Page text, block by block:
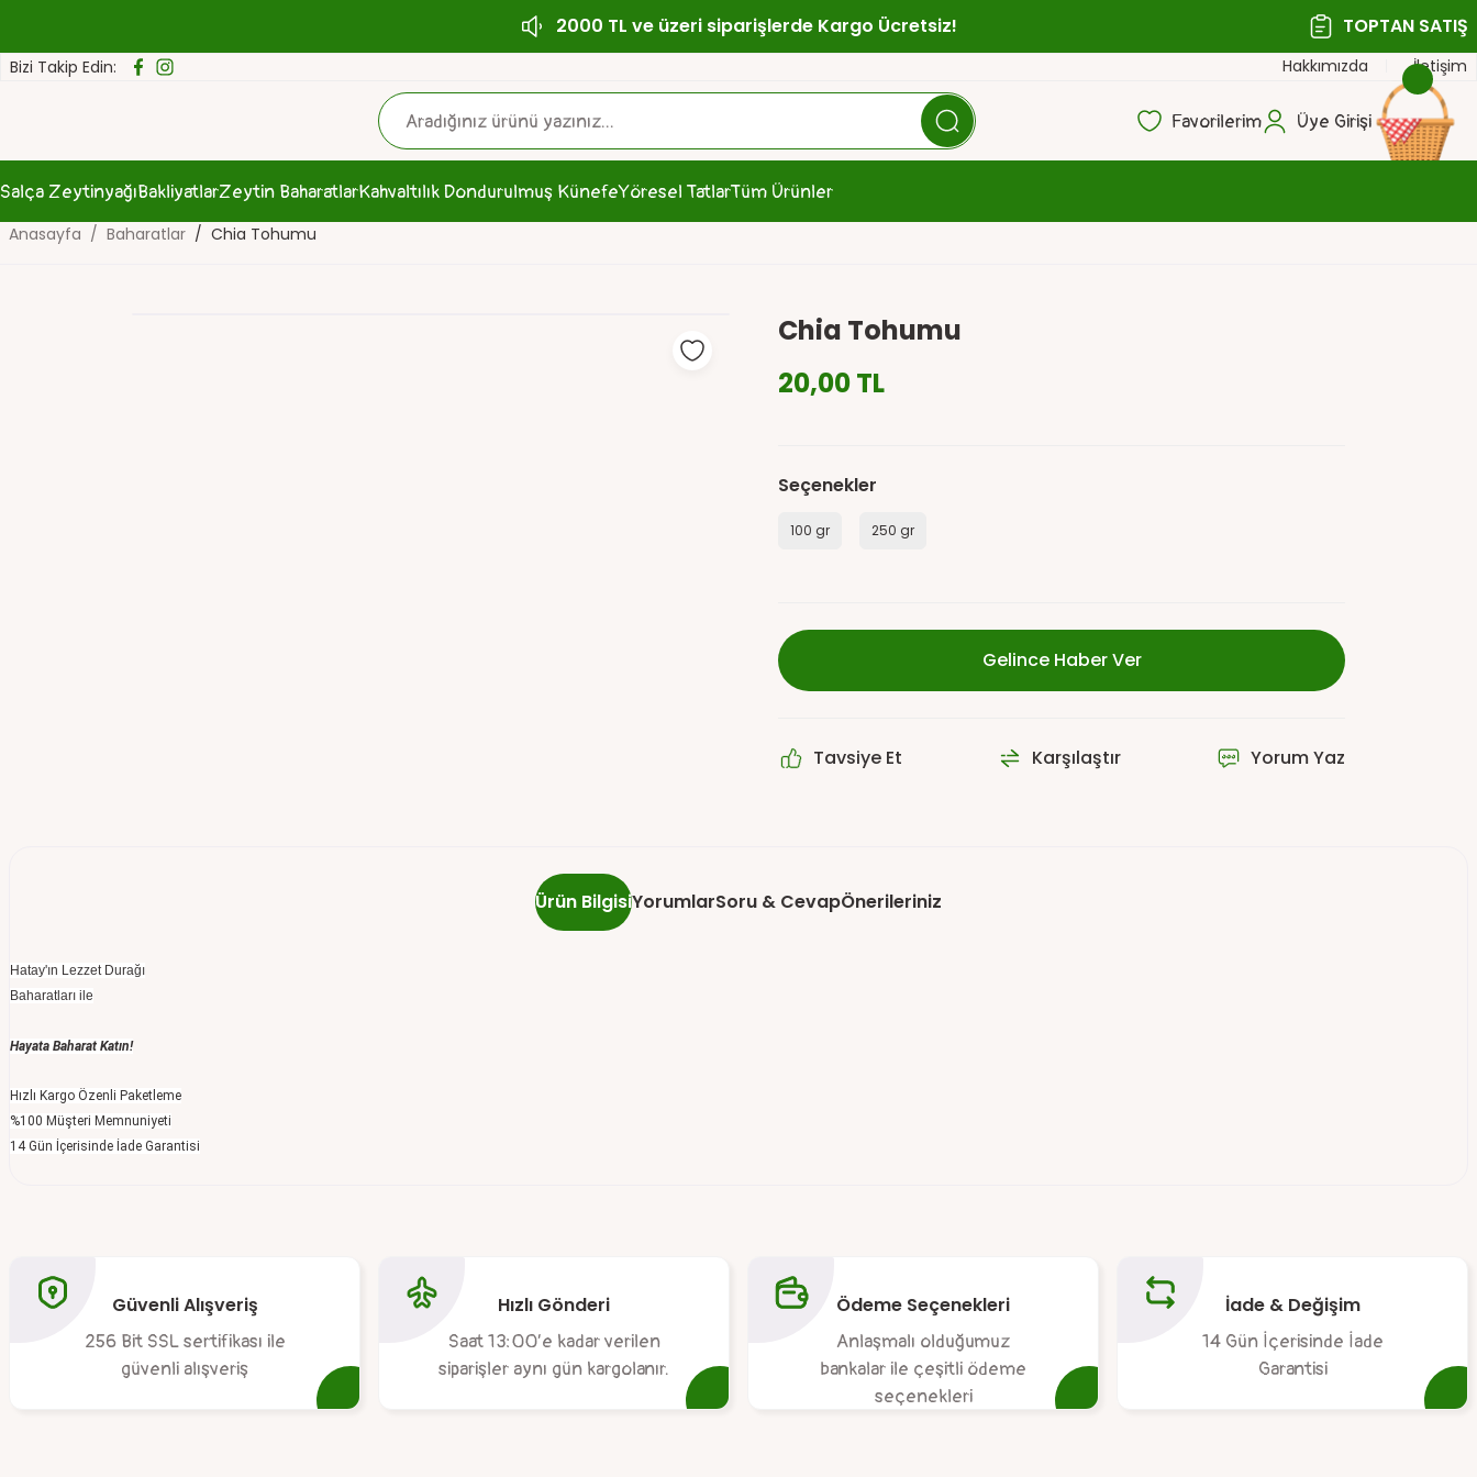
2000 TL ve üzeri siparişlerde Kargo Ücretsiz! TOPTAN SATIŞ
Bizi Takip Edin: Hakkımızda İletişim
Favorilerim Üye Girişi
SalçaZeytinyağıBakliyatlarZeytin BaharatlarKahvaltılıkDondurulmuş KünefeYöresel TatlarTüm Ürünler
Anasayfa Baharatlar Chia Tohumu
Chia Tohumu
20,00 TL
Seçenekler
100 gr 250 gr
Gelince Haber Ver
Tavsiye Et Karşılaştır Yorum Yaz
Ürün BilgisiYorumlarSoru & CevapÖnerileriniz
Hatay'ın Lezzet Durağı
Baharatları ile
Hayata Baharat Katın!
Hızlı Kargo Özenli Paketleme
%100 Müşteri Memnuniyeti
14 Gün İçerisinde İade Garantisi
Ürün resmi kalitesiz, bozuk veya görüntülenemiyor.
Ürün açıklamasında eksik bilgiler bulunuyor.
Ürün bilgilerinde hatalar bulunuyor.
Güvenli Alışveriş
256 Bit SSL sertifikası ile
güvenli alışveriş
Hızlı Gönderi
Saat 13:00’e kadar verilen
siparişler aynı gün kargolanır.
Ödeme Seçenekleri
Anlaşmalı olduğumuz
bankalar ile çeşitli ödeme
seçenekleri
İade & Değişim
14 Gün İçerisinde İade
Garantisi